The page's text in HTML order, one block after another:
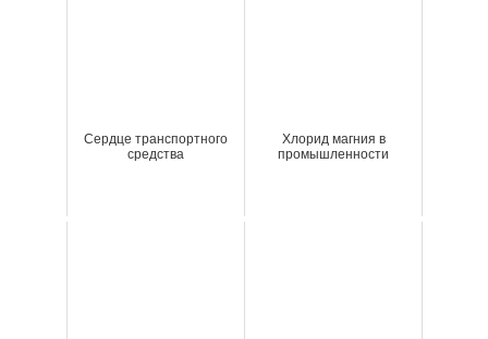
Сердце транспортного
средства
Хлорид магния в
промышленности